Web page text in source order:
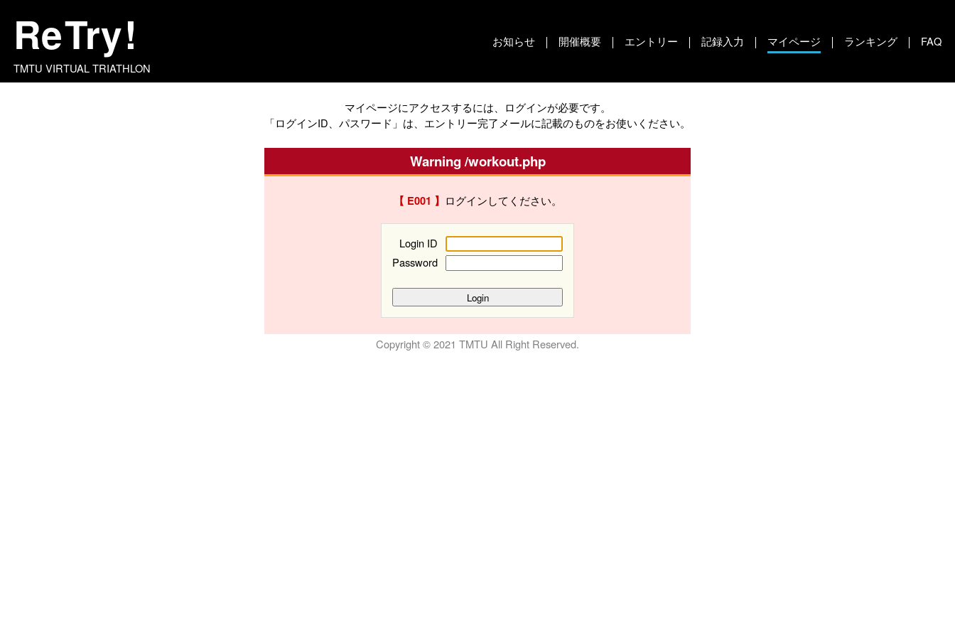
ReTry!
TMTU VIRTUAL TRIATHLON
お知らせ 開催概要 エントリー 記録入力 マイページ ランキング FAQ
マイページにアクセスするには、ログインが必要です。
「ログインID、パスワード」は、エントリー完了メールに記載のものをお使いください。
Warning /workout.php
【 E001 】 ログインしてください。
Login ID
Password
Login
Copyright © 2021 TMTU All Right Reserved.